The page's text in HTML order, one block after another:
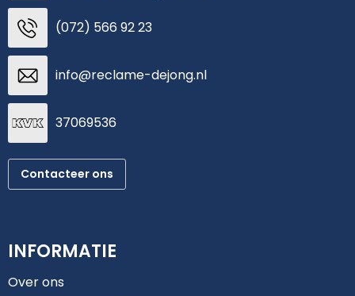
(072) 566 92 23
info@reclame-dejong.nl
37069536
Contacteer ons
INFORMATIE
Over ons